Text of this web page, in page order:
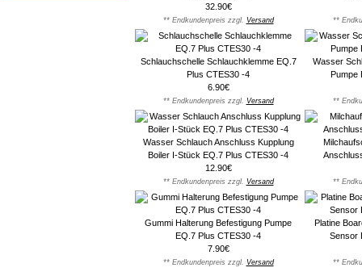
32.90€
** Endkundenpreis zzgl. Versand **
Schlauchschelle Schlauchklemme EQ.7
Plus CTES30 -4
6.90€
** Endkundenpreis zzgl. Versand
Wasser
Pumpe
**
Wasser Schlauch Anschluss Kupplung
Boiler I-Stück EQ.7 Plus CTES30 -4
12.90€
** Endkundenpreis zzgl. Versand **
Gummi Halterung Befestigung Pumpe
EQ.7 Plus CTES30 -4
7.90€
** Endkundenpreis zzgl. Versand
Platine
Sensor
**